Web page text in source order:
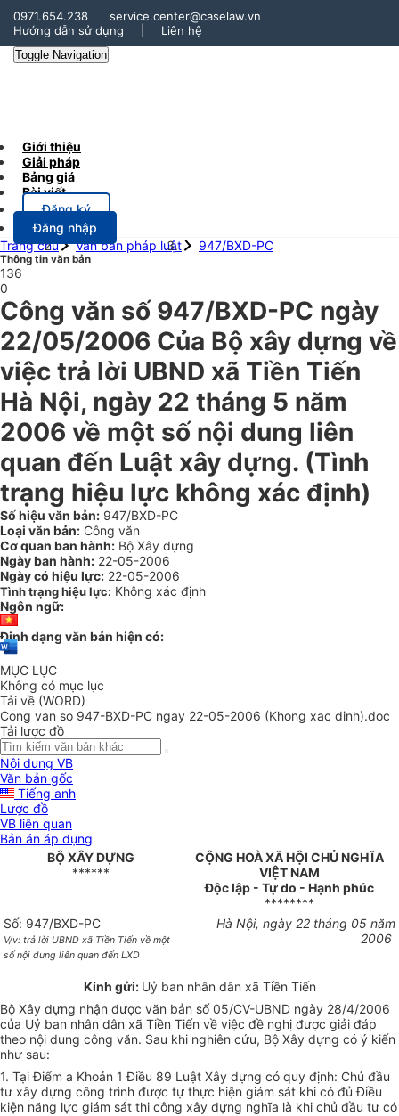
0971.654.238
service.center@caselaw.vn
Hướng dẫn sử dụng
Liên hệ
Toggle Navigation
Giới thiệu
Giải pháp
Bảng giá
Bài viết
Đăng ký
Đăng nhập
Trang chủ
Văn bản pháp luật 947/BXD-PC
Thông tin văn bản
136
0
Công văn số 947/BXD-PC ngày
22/05/2006 Của Bộ xây dựng về
việc trả lời UBND xã Tiền Tiến
Hà Nội, ngày 22 tháng 5 năm
2006 về một số nội dung liên
quan đến Luật xây dựng. (Tình
trạng hiệu lực không xác định)
Số hiệu văn bản: 947/BXD-PC
Loại văn bản: Công văn
Cơ quan ban hành: Bộ Xây dựng
Ngày ban hành: 22-05-2006
Ngày có hiệu lực: 22-05-2006
Tình trạng hiệu lực: Không xác định
Ngôn ngữ:
Định dạng văn bản hiện có:
MỤC LỤC
Không có mục lục
Tải về (WORD)
Cong van so 947-BXD-PC ngay 22-05-2006 (Khong xac dinh).doc
Tải lược đồ
Nội dung VB
Văn bản gốc
Tiếng anh
Lược đồ
VB liên quan
Bản án áp dụng
BỘ XÂY DỰNG
******
CỘNG HOÀ XÃ HỘI CHỦ NGHĨA
VIỆT NAM
Độc lập - Tự do - Hạnh phúc
********
Số: 947/BXD-PC
V/v: trả lời UBND xã Tiền Tiến về một
số nội dung liên quan đến LXD
Hà Nội, ngày 22 tháng 05 năm
2006
Kính gửi: Uỷ ban nhân dân xã Tiền Tiến
Bộ Xây dựng nhận được văn bản số 05/CV-UBND ngày 28/4/2006
của Uỷ ban nhân dân xã Tiền Tiến về việc đề nghị được giải đáp
theo nội dung công văn. Sau khi nghiên cứu, Bộ Xây dựng có ý kiến
như sau:
1. Tại Điểm a Khoản 1 Điều 89 Luật Xây dựng có quy định: Chủ đầu
tư xây dựng công trình được tự thực hiện giám sát khi có đủ Điều
kiện năng lực giám sát thi công xây dựng nghĩa là khi chủ đầu tư có